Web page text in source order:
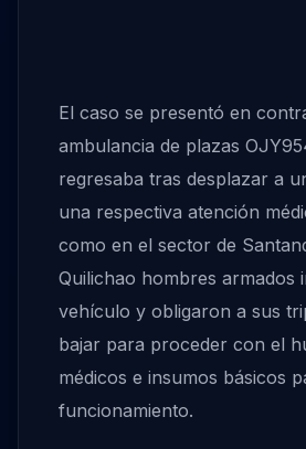
El caso se presentó en
ambulancia de plazas
regresaba tras desplazar a
una respectiva atención
como en el sector de
Quilichao hombres armados
vehículo y obligaron a sus
bajar para proceder con el
médicos e insumos básicos
funcionamiento.